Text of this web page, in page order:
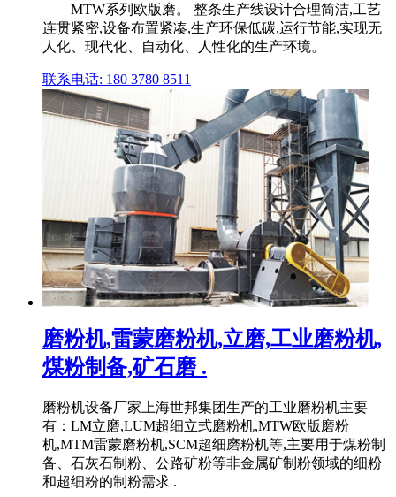
——MTW系列欧版磨。 整条生产线设计合理简洁,工艺
连贯紧密,设备布置紧凑,生产环保低碳,运行节能,实现无
人化、现代化、自动化、人性化的生产环境。
联系电话: 180 3780 8511
磨粉机,雷蒙磨粉机,立磨,工业磨粉机,
煤粉制备,矿石磨 .
磨粉机设备厂家上海世邦集团生产的工业磨粉机主要
有：LM立磨,LUM超细立式磨粉机,MTW欧版磨粉
机,MTM雷蒙磨粉机,SCM超细磨粉机等,主要用于煤粉制
备、石灰石制粉、公路矿粉等非金属矿制粉领域的细粉
和超细粉的制粉需求 .